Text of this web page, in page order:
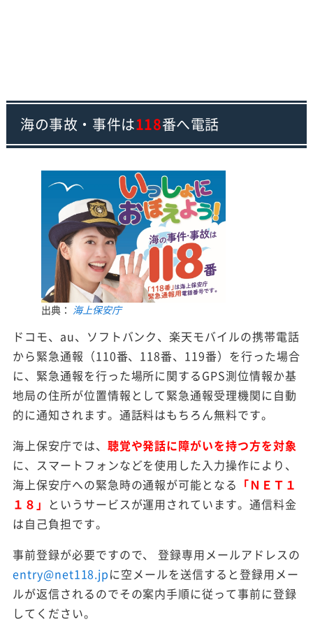
海の事故・事件は118番へ電話
出典： 海上保安庁
ドコモ、au、ソフトバンク、楽天モバイルの携帯電話
から緊急通報（110番、118番、119番）を行った場合
に、緊急通報を行った場所に関するGPS測位情報か基
地局の住所が位置情報として緊急通報受理機関に自動
的に通知されます。通話料はもちろん無料です。
海上保安庁では、 聴覚や発話に障がいを持つ方を対象
に、スマートフォンなどを使用した入力操作により、
海上保安庁への緊急時の通報が可能となる 「ＮＥＴ１
１８」 というサービスが運用されています。通信料金
は自己負担です。
事前登録が必要ですので、 登録専用メールアドレスの
entry@net118.jpに空メールを送信すると登録用メー
ルが返信されるのでその案内手順に従って事前に登録
してください。